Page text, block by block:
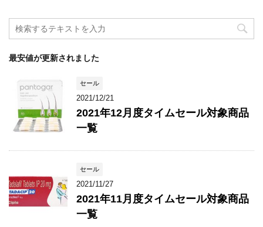
最安値が更新されました
セール
2021/12/21
2021年12月度タイムセール対象商品
一覧
セール
2021/11/27
2021年11月度タイムセール対象商品
一覧